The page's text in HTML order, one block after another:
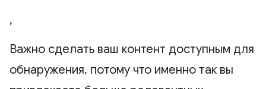
,
Важно сделать ваш контент доступным для
обнаружения, потому что именно так вы